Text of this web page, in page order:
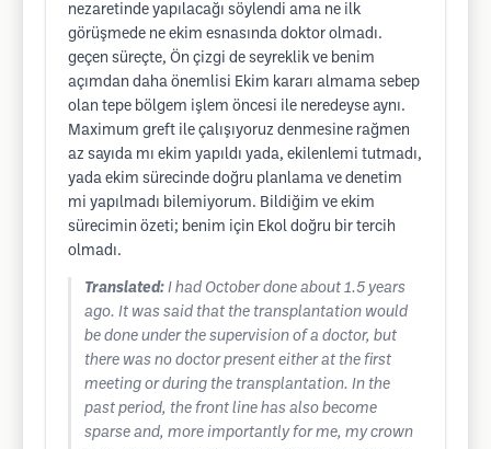
nezaretinde yapılacağı söylendi ama ne ilk
görüşmede ne ekim esnasında doktor olmadı.
geçen süreçte, Ön çizgi de seyreklik ve benim
açımdan daha önemlisi Ekim kararı almama sebep
olan tepe bölgem işlem öncesi ile neredeyse aynı.
Maximum greft ile çalışıyoruz denmesine rağmen
az sayıda mı ekim yapıldı yada, ekilenlemi tutmadı,
yada ekim sürecinde doğru planlama ve denetim
mi yapılmadı bilemiyorum. Bildiğim ve ekim
sürecimin özeti; benim için Ekol doğru bir tercih
olmadı.
Translated: I had October done about 1.5 years
ago. It was said that the transplantation would
be done under the supervision of a doctor, but
there was no doctor present either at the first
meeting or during the transplantation. In the
past period, the front line has also become
sparse and, more importantly for me, my crown